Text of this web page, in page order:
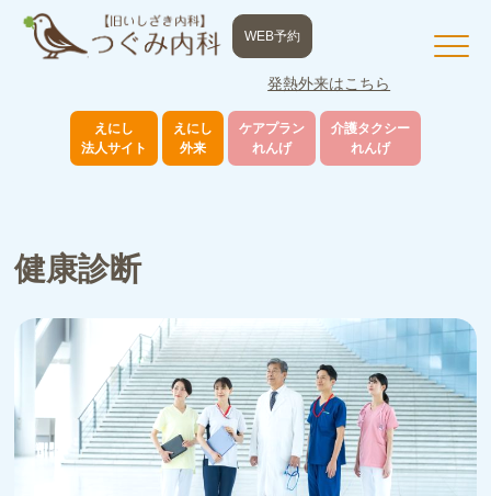
WEB予約
発熱外来はこちら
えにし
法人サイト
えにし
外来
ケアプラン
れんげ
介護タクシー
れんげ
健康診断